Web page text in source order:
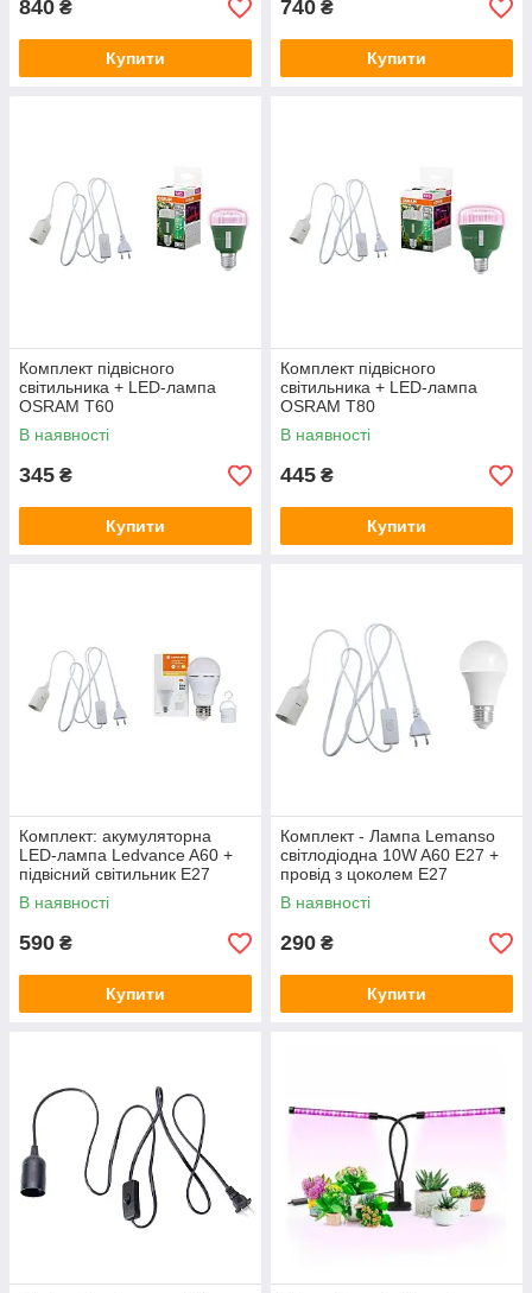
840 ₴
Купити
740 ₴
Купити
Комплект підвісного
світильника + LED-лампа
OSRAM T60
В наявності
345 ₴
Купити
Комплект підвісного
світильника + LED-лампа
OSRAM T80
В наявності
445 ₴
Купити
Комплект: акумуляторна
LED-лампа Ledvance A60 +
підвісний світильник E27
В наявності
590 ₴
Купити
Комплект - Лампа Lemanso
світлодіодна 10W A60 E27 +
провід з цоколем Е27
В наявності
290 ₴
Купити